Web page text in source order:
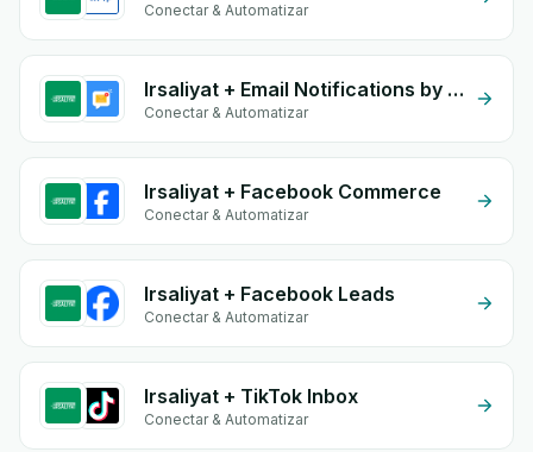
Conectar & Automatizar
Irsaliyat + Email Notifications by eGrow
Conectar & Automatizar
Irsaliyat + Facebook Commerce
Conectar & Automatizar
Irsaliyat + Facebook Leads
Conectar & Automatizar
Irsaliyat + TikTok Inbox
Conectar & Automatizar